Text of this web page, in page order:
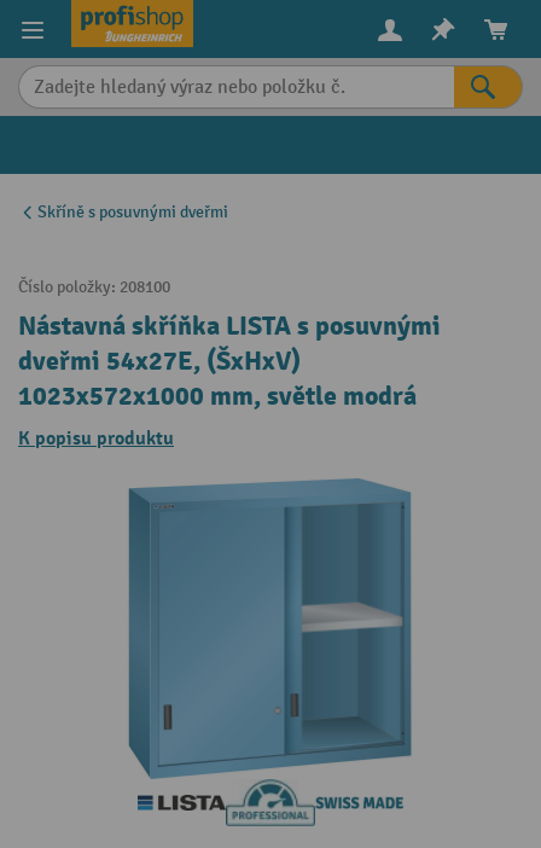
content
Skříně s posuvnými dveřmi
Číslo položky: 208100
Nástavná skříňka LISTA s posuvnými
dveřmi 54x27E, (ŠxHxV)
1023x572x1000 mm, světle modrá
K popisu produktu